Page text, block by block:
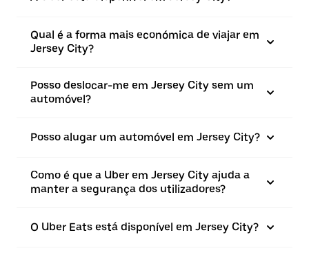
Qual é a forma mais económica de viajar em
Jersey City?
Posso deslocar-me em Jersey City sem um
automóvel?
Posso alugar um automóvel em Jersey City?
Como é que a Uber em Jersey City ajuda a
manter a segurança dos utilizadores?
O Uber Eats está disponível em Jersey City?